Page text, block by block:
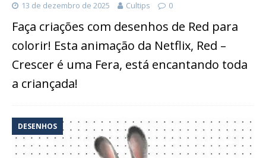
13 de dezembro de 2025 Cultips 0
Faça criações com desenhos de Red para
colorir! Esta animação da Netflix, Red –
Crescer é uma Fera, está encantando toda
a criançada!
DESENHOS